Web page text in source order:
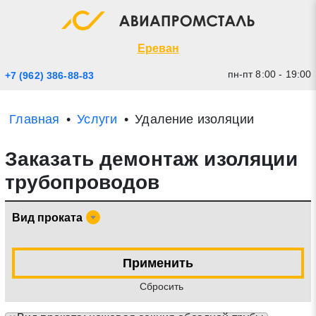
Ереван
+7 (962) 386-88-83 пн-пт 8:00 - 19:00
Главная Услуги Удаление изоляции
Заказать демонтаж изоляции
трубопроводов
Вид проката
Применить
Cбросить
Экспресс заявка
Прикрепить файл (до 20 mb)
Отправить заявку